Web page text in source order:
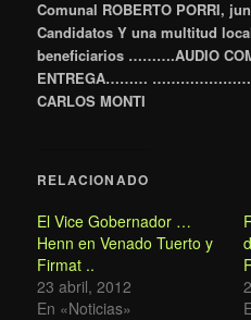
Comunal ROBERTO PORRI,
Candidatos Y una multitud
beneficiarios ……….AUDIO
ENTREGA………
CARLOS MONTI
RELACIONADO
El Vice Gobernador …
Henn en Venado Tuerto y
Firmat ..
23 abril, 2012
En «Noticias»